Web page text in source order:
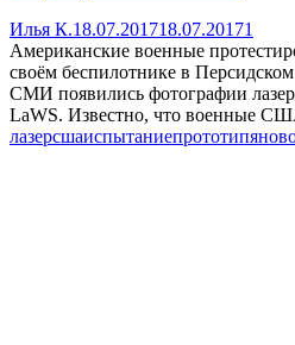
Илья К.18.07.201718.07.20171
Американские военные
своём беспилотнике в
СМИ появились фотографии
LaWS. Известно, что военные
лазерсшаиспытаниепрототип